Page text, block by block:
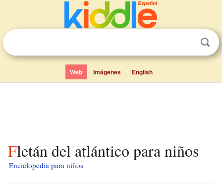
Web Imágenes English
Fletán del atlántico para niños
Enciclopedia para niños